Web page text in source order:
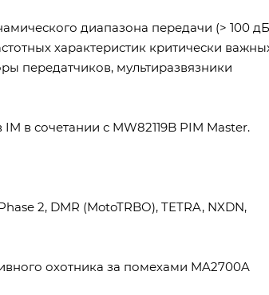
диапазона передачи (> 100
характеристик критически
передатчиков, мультиразвязники
в сочетании с MW82119B PIM Master.
2, DMR (MotoTRBO), TETRA, NXDN,
охотника за помехами MA2700A